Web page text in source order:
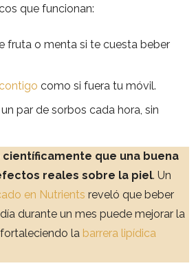
que funcionan:
fruta o menta si te cuesta beber
como si fuera tu móvil.
un par de sorbos cada hora, sin
que una buena
reales sobre la piel. Un
en Nutrients reveló que beber
durante un mes puede mejorar la
la barrera lipídica